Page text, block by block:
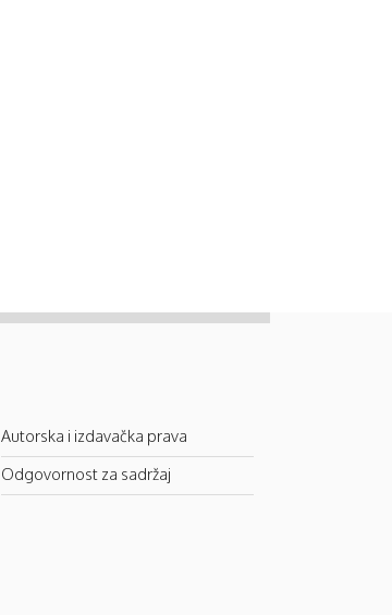
Autorska i izdavačka prava
Odgovornost za sadržaj